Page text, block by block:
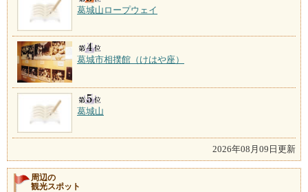
葛城山ロープウェイ
葛城市相撲館（けはや座）
葛城山
2026年08月09日更新
周辺の
観光スポット